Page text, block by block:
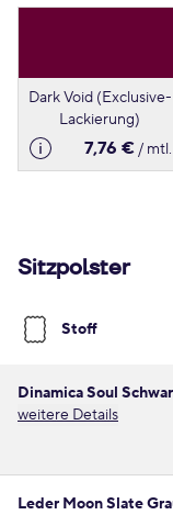
Dark Void (Exclusive-
Lackierung)
7,76 €/ mtl.
Sitzpolster
Stoff
Dinamica Soul
weitere Details
Leder Moon Slate